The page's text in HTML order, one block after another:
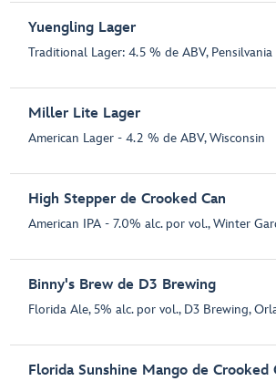
Yuengling Lager
Traditional Lager: 4.5 % de ABV, Pensilvania
Miller Lite Lager
American Lager - 4.2 % de ABV, Wisconsin
High Stepper de Crooked Can
American IPA - 7.0% alc. por vol., Winter
Binny's Brew de D3 Brewing
Florida Ale, 5% alc. por vol., D3 Brewing,
Florida Sunshine Mango de Crooked